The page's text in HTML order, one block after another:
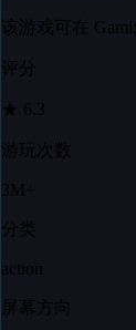
该游戏可在
评分
★ 6.3
游玩次数
3M+
分类
action
屏幕方向